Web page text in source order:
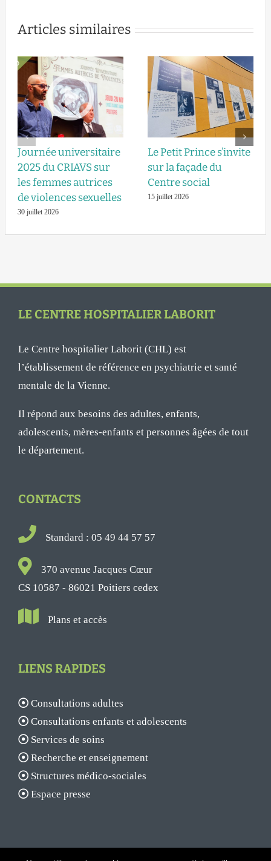
Articles similaires
Journée universitaire
2025 du CRIAVS sur
les femmes autrices
de violences sexuelles
30 juillet 2026
Le Petit Prince s’invite
sur la façade du
Centre social
15 juillet 2026
LE CENTRE HOSPITALIER LABORIT
Le Centre hospitalier Laborit (CHL) est
l’établissement de référence en psychiatrie et santé
mentale de la Vienne.
Il répond aux besoins des adultes, enfants,
adolescents, mères-enfants et personnes âgées de tout
le département.
CONTACTS
Standard : 05 49 44 57 57
370 avenue Jacques Cœur
CS 10587 - 86021 Poitiers cedex
Plans et accès
LIENS RAPIDES
Consultations adultes
Consultations enfants et adolescents
Services de soins
Recherche et enseignement
Structures médico-sociales
Espace presse